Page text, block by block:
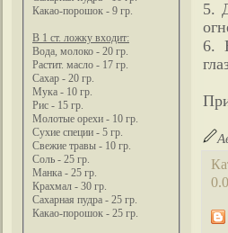
Какао-порошок - 9 гр.
В 1 ст. ложку входит:
Вода, молоко - 20 гр.
Растит. масло - 17 гр.
Сахар - 20 гр.
Мука - 10 гр.
Рис - 15 гр.
Молотые орехи - 10 гр.
Сухие специи - 5 гр.
Свежие травы - 10 гр.
Соль - 25 гр.
Манка - 25 гр.
Крахмал - 30 гр.
Сахарная пудра - 25 гр.
Какао-порошок - 25 гр.
5.
6.
0.0